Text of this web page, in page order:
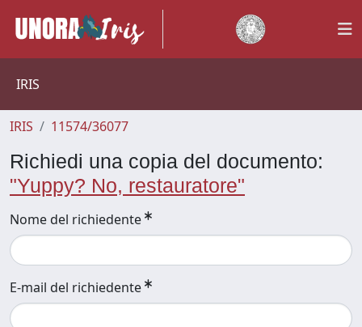
IRIS
IRIS 11574/36077
Richiedi una copia del documento:
"Yuppy? No, restauratore"
Nome del richiedente
E-mail del richiedente